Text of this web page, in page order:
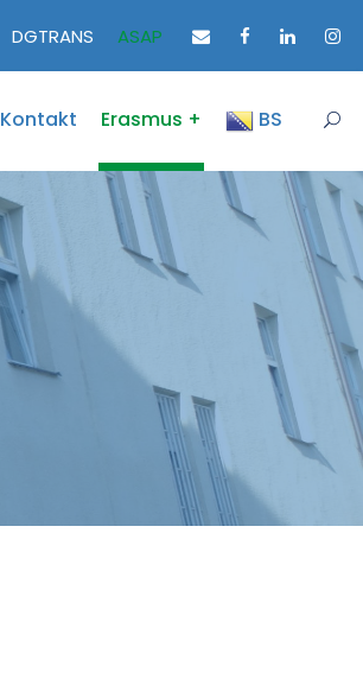
DGTRANS ASAP
Kontakt Erasmus + BS